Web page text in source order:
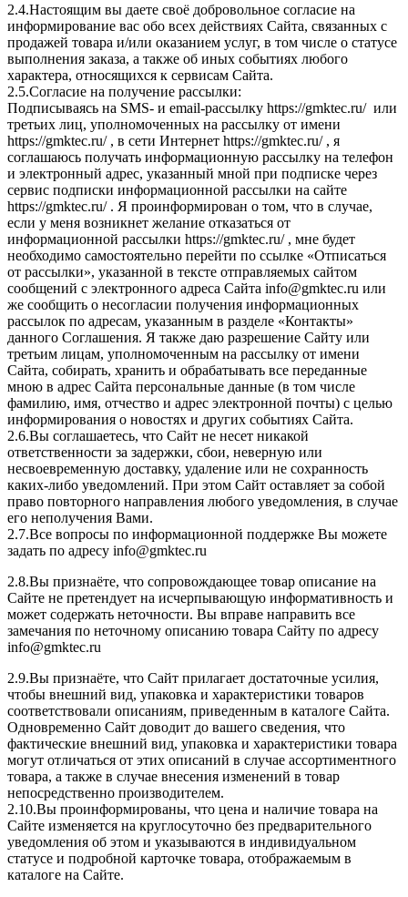
2.4.Настоящим вы даете своё добровольное согласие на
информирование вас обо всех действиях Сайта, связанных с
продажей товара и/или оказанием услуг, в том числе о статусе
выполнения заказа, а также об иных событиях любого
характера, относящихся к сервисам Сайта.
2.5.Согласие на получение рассылки:
Подписываясь на SMS- и email-рассылку https://gmktec.ru/ или
третьих лиц, уполномоченных на рассылку от имени
https://gmktec.ru/ , в сети Интернет https://gmktec.ru/ , я
соглашаюсь получать информационную рассылку на телефон
и электронный адрес, указанный мной при подписке через
сервис подписки информационной рассылки на сайте
https://gmktec.ru/ . Я проинформирован о том, что в случае,
если у меня возникнет желание отказаться от
информационной рассылки https://gmktec.ru/ , мне будет
необходимо самостоятельно перейти по ссылке «Отписаться
от рассылки», указанной в тексте отправляемых сайтом
сообщений с электронного адреса Сайта info@gmktec.ru или
же сообщить о несогласии получения информационных
рассылок по адресам, указанным в разделе «Контакты»
данного Соглашения. Я также даю разрешение Сайту или
третьим лицам, уполномоченным на рассылку от имени
Сайта, собирать, хранить и обрабатывать все переданные
мною в адрес Сайта персональные данные (в том числе
фамилию, имя, отчество и адрес электронной почты) с целью
информирования о новостях и других событиях Сайта.
2.6.Вы соглашаетесь, что Сайт не несет никакой
ответственности за задержки, сбои, неверную или
несвоевременную доставку, удаление или не сохранность
каких-либо уведомлений. При этом Сайт оставляет за собой
право повторного направления любого уведомления, в случае
его неполучения Вами.
2.7.Все вопросы по информационной поддержке Вы можете
задать по адресу info@gmktec.ru
2.8.Вы признаёте, что сопровождающее товар описание на
Сайте не претендует на исчерпывающую информативность и
может содержать неточности. Вы вправе направить все
замечания по неточному описанию товара Сайту по адресу
info@gmktec.ru
2.9.Вы признаёте, что Сайт прилагает достаточные усилия,
чтобы внешний вид, упаковка и характеристики товаров
соответствовали описаниям, приведенным в каталоге Сайта.
Одновременно Сайт доводит до вашего сведения, что
фактические внешний вид, упаковка и характеристики товара
могут отличаться от этих описаний в случае ассортиментного
товара, а также в случае внесения изменений в товар
непосредственно производителем.
2.10.Вы проинформированы, что цена и наличие товара на
Сайте изменяется на круглосуточно без предварительного
уведомления об этом и указываются в индивидуальном
статусе и подробной карточке товара, отображаемым в
каталоге на Сайте.